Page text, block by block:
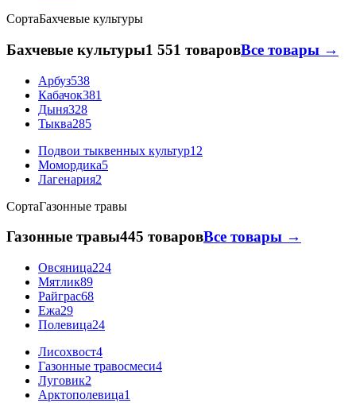
СортаБахчевые культуры
Бахчевые культуры1 551 товаровВсе товары →
Арбуз538
Кабачок381
Дыня328
Тыква285
Подвои тыквенных культур12
Момордика5
Лагенария2
СортаГазонные травы
Газонные травы445 товаровВсе товары →
Овсяница224
Мятлик89
Райграс68
Ежа29
Полевица24
Лисохвост4
Газонные травосмеси4
Луговик2
Арктополевица1